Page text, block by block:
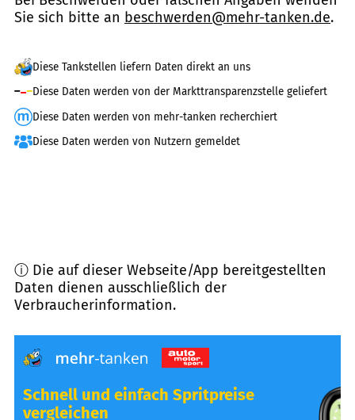
Sie sich bitte an beschwerden@mehr-tanken.de.
Diese Tankstellen liefern Daten direkt an uns
Diese Daten werden von der Markttransparenzstelle geliefert
Diese Daten werden von mehr-tanken recherchiert
Diese Daten werden von Nutzern gemeldet
ⓘ Die auf dieser Webseite/App bereitgestellten
Daten dienen ausschließlich der
Verbraucherinformation.
Schnell und einfach Spritpreise
vergleichen